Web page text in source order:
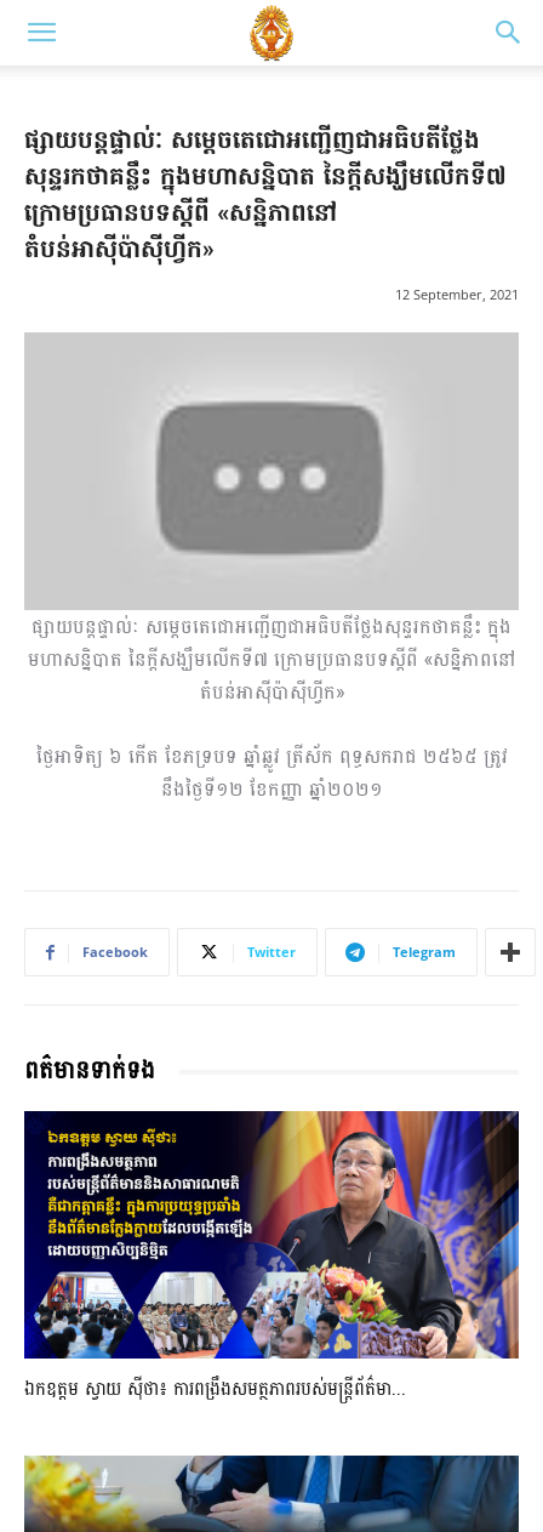
ផ្សាយបន្តផ្ទាល់ៈ សម្តេចតេជោអញ្ជើញជាអធិបតីថ្លែង
សុន្ទរកថាគន្លឹះ ក្នុងមហាសន្និបាត នៃក្តីសង្ឃឹមលើកទី៧
ក្រោមប្រធានបទស្តីពី «សន្និភាពនៅ
តំបន់អាសុីប៉ាសុីហ្វីក»
12 September, 2021
ផ្សាយបន្តផ្ទាល់ៈ សម្តេចតេជោអញ្ជើញជាអធិបតីថ្លែងសុន្ទរកថាគន្លឹះ ក្នុង
មហាសន្និបាត នៃក្តីសង្ឃឹមលើកទី៧ ក្រោមប្រធានបទស្តីពី «សន្និភាពនៅ
តំបន់អាសុីប៉ាសុីហ្វីក»
ថ្ងៃអាទិត្យ ៦ កើត ខែភទ្របទ ឆ្នាំឆ្លូវ ត្រីស័ក ពុទ្ធសករាជ ២៥៦៥ ត្រូវ
នឹងថ្ងៃទី១២ ខែកញ្ញា ឆ្នាំ២០២១
Facebook Twitter Telegram
ពត៌មានទាក់ទង
ឯកឧត្តម ស្វាយ ស៊ីថា៖ ការពង្រឹងសមត្ថភាពរបស់មន្ត្រីព័ត៌មា...